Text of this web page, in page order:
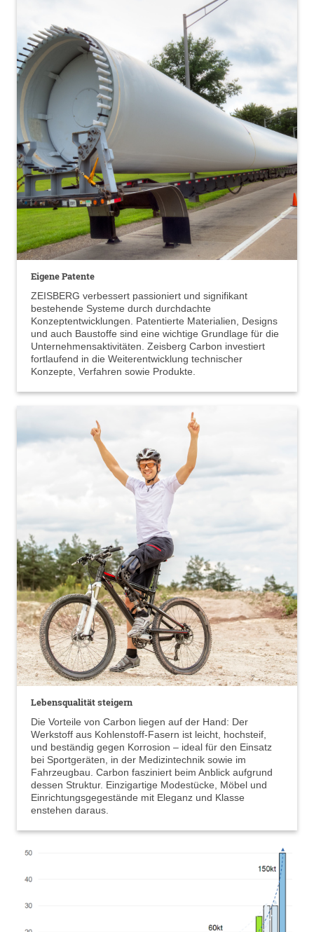
Eigene Patente
ZEISBERG verbessert passioniert und signifikant
bestehende Systeme durch durchdachte
Konzeptentwicklungen. Patentierte Materialien, Designs
und auch Baustoffe sind eine wichtige Grundlage für die
Unternehmensaktivitäten. Zeisberg Carbon investiert
fortlaufend in die Weiterentwicklung technischer
Konzepte, Verfahren sowie Produkte.
Lebensqualität steigern
Die Vorteile von Carbon liegen auf der Hand: Der
Werkstoff aus Kohlenstoff-Fasern ist leicht, hochsteif,
und beständig gegen Korrosion – ideal für den Einsatz
bei Sportgeräten, in der Medizintechnik sowie im
Fahrzeugbau. Carbon fasziniert beim Anblick aufgrund
dessen Struktur. Einzigartige Modestücke, Möbel und
Einrichtungsgegestände mit Eleganz und Klasse
enstehen daraus.